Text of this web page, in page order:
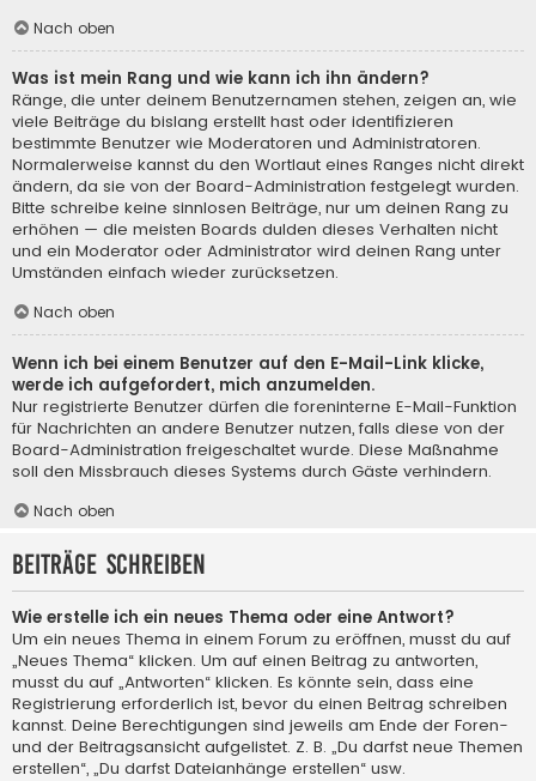
Nach oben
Was ist mein Rang und wie kann ich ihn ändern?
Ränge, die unter deinem Benutzernamen stehen, zeigen an, wie
viele Beiträge du bislang erstellt hast oder identifizieren
bestimmte Benutzer wie Moderatoren und Administratoren.
Normalerweise kannst du den Wortlaut eines Ranges nicht direkt
ändern, da sie von der Board-Administration festgelegt wurden.
Bitte schreibe keine sinnlosen Beiträge, nur um deinen Rang zu
erhöhen — die meisten Boards dulden dieses Verhalten nicht
und ein Moderator oder Administrator wird deinen Rang unter
Umständen einfach wieder zurücksetzen.
Nach oben
Wenn ich bei einem Benutzer auf den E-Mail-Link klicke,
werde ich aufgefordert, mich anzumelden.
Nur registrierte Benutzer dürfen die foreninterne E-Mail-Funktion
für Nachrichten an andere Benutzer nutzen, falls diese von der
Board-Administration freigeschaltet wurde. Diese Maßnahme
soll den Missbrauch dieses Systems durch Gäste verhindern.
Nach oben
Beiträge schreiben
Wie erstelle ich ein neues Thema oder eine Antwort?
Um ein neues Thema in einem Forum zu eröffnen, musst du auf
„Neues Thema“ klicken. Um auf einen Beitrag zu antworten,
musst du auf „Antworten“ klicken. Es könnte sein, dass eine
Registrierung erforderlich ist, bevor du einen Beitrag schreiben
kannst. Deine Berechtigungen sind jeweils am Ende der Foren-
und der Beitragsansicht aufgelistet. Z. B. „Du darfst neue Themen
erstellen“, „Du darfst Dateianhänge erstellen“ usw.